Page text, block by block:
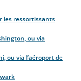
les ressortissants
ou via
ou via l’aéroport de